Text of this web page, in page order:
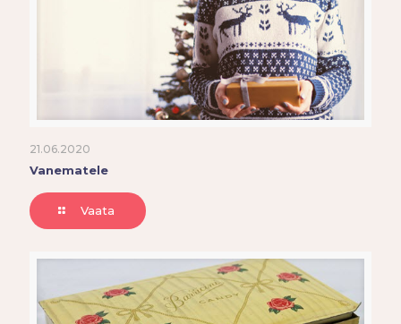
21.06.2020
Vanematele
Vaata